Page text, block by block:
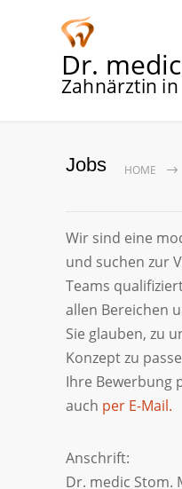
Dr.
Zahnärztin
Jobs HOME
Wir sind eine
und suchen zur
Teams
allen Bereichen
Sie glauben, zu
Konzept zu
Ihre Bewerbung
auch per E-Mail.
Anschrift:
Dr. medic Stom.